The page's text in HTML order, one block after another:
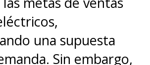
una supuesta
Sin embargo,